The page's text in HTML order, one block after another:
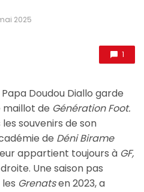
2025
1
Papa Doudou Diallo garde
maillot de Génération Foot.
souvenirs de son
de Déni Birame
appartient toujours à GF,
Une saison pas
Grenatsen 2023, a